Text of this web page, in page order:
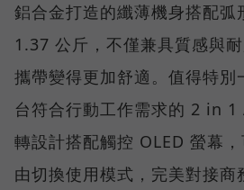
鋁合金打造的纖薄機身搭配弧
1.37 公斤，不僅兼具質感與
攜帶變得更加舒適。值得特別
台符合行動工作需求的 2 in
轉設計搭配觸控 OLED 螢幕
由切換使用模式，完美對接商